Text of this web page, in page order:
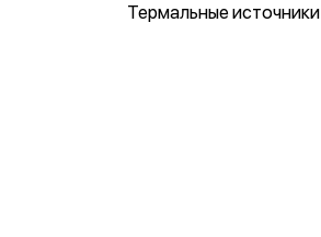
Термальные источники